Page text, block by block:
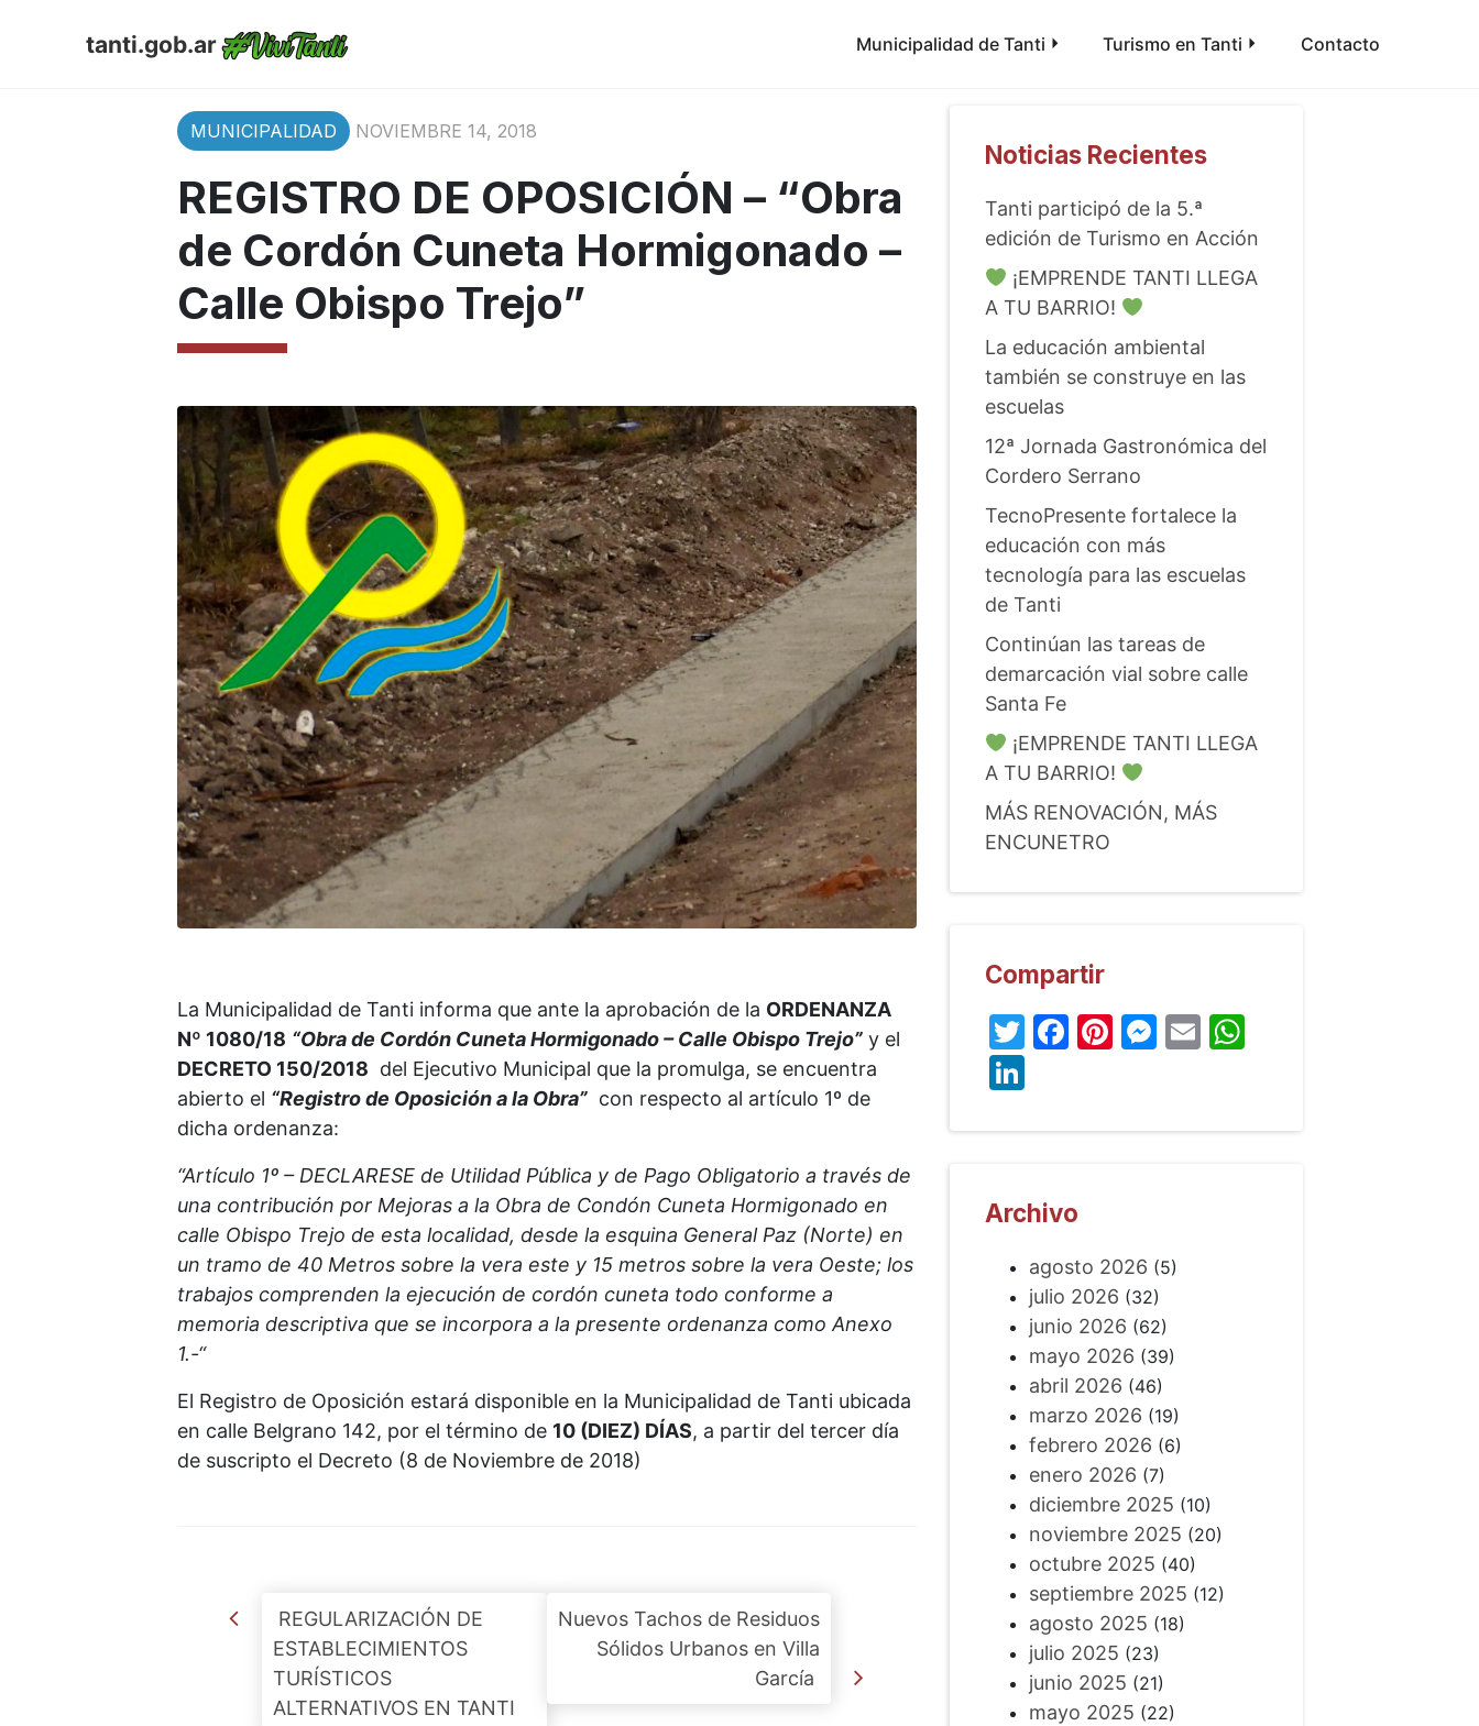
tanti.gob.ar Municipalidad de Tanti Turismo en Tanti Contacto
MUNICIPALIDAD NOVIEMBRE 14, 2018
REGISTRO DE OPOSICIÓN – “Obra
de Cordón Cuneta Hormigonado –
Calle Obispo Trejo”
La Municipalidad de Tanti informa que ante la aprobación de la ORDENANZA
Nº 1080/18 “Obra de Cordón Cuneta Hormigonado – Calle Obispo Trejo”y el
DECRETO 150/2018 del Ejecutivo Municipal que la promulga, se encuentra
abierto el “Registro de Oposición a la Obra”con respecto al artículo 1º de
dicha ordenanza:
“Artículo 1º – DECLARESE de Utilidad Pública y de Pago Obligatorio a través de
una contribución por Mejoras a la Obra de Condón Cuneta Hormigonado en
calle Obispo Trejo de esta localidad, desde la esquina General Paz (Norte) en
un tramo de 40 Metros sobre la vera este y 15 metros sobre la vera Oeste; los
trabajos comprenden la ejecución de cordón cuneta todo conforme a
memoria descriptiva que se incorpora a la presente ordenanza como Anexo
1.-“
El Registro de Oposición estará disponible en la Municipalidad de Tanti ubicada
en calle Belgrano 142, por el término de 10 (DIEZ) DÍAS, a partir del tercer día
de suscripto el Decreto (8 de Noviembre de 2018)
Post navigation
REGULARIZACIÓN DE
ESTABLECIMIENTOS
TURÍSTICOS
ALTERNATIVOS EN TANTI
Nuevos Tachos de Residuos
Sólidos Urbanos en Villa
García
Noticias Recientes
Tanti participó de la 5.ª
edición de Turismo en Acción
¡EMPRENDE TANTI LLEGA
A TU BARRIO!
La educación ambiental
también se construye en las
escuelas
12ª Jornada Gastronómica del
Cordero Serrano
TecnoPresente fortalece la
educación con más
tecnología para las escuelas
de Tanti
Continúan las tareas de
demarcación vial sobre calle
Santa Fe
¡EMPRENDE TANTI LLEGA
A TU BARRIO!
MÁS RENOVACIÓN, MÁS
ENCUNETRO
Compartir
Twitter
Facebook
Pinterest
Messenger
EmailWhatsApp
LinkedIn
Archivo
agosto 2026 (5)
julio 2026 (32)
junio 2026 (62)
mayo 2026 (39)
abril 2026 (46)
marzo 2026 (19)
febrero 2026 (6)
enero 2026 (7)
diciembre 2025 (10)
noviembre 2025 (20)
octubre 2025 (40)
septiembre 2025 (12)
agosto 2025 (18)
julio 2025 (23)
junio 2025 (21)
mayo 2025 (22)